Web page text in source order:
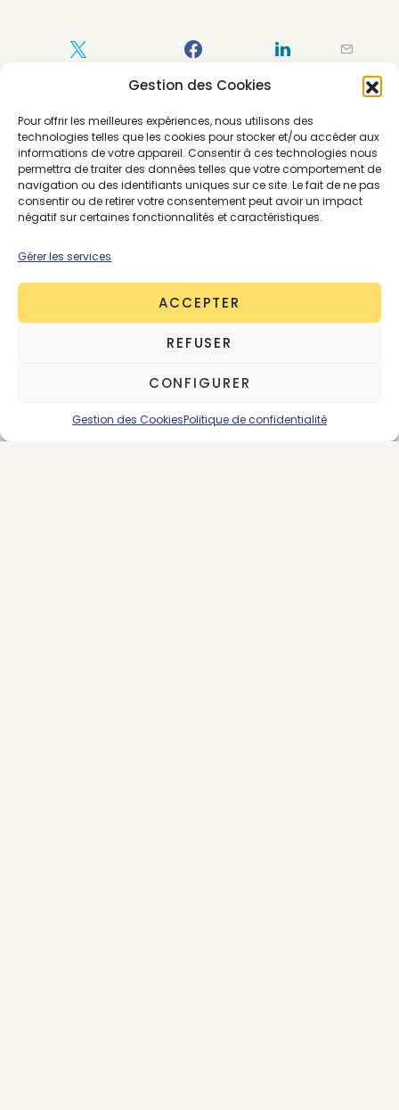
Gestion des Cookies
Pour offrir les meilleures expériences, nous utilisons des
technologies telles que les cookies pour stocker et/ou accéder aux
informations de votre appareil. Consentir à ces technologies nous
permettra de traiter des données telles que votre comportement de
navigation ou des identifiants uniques sur ce site. Le fait de ne pas
consentir ou de retirer votre consentement peut avoir un impact
négatif sur certaines fonctionnalités et caractéristiques.
Gérer les services
ACCEPTER
REFUSER
CONFIGURER
Gestion des CookiesPolitique de confidentialité
About the Author
Henry Chahine
6 posts